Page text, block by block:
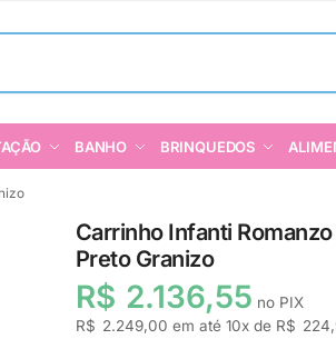
BANHO BRINQUEDOS
Carrinho Infanti
Preto Granizo
R$ 2.136,55 no PIX
R$ 2.249,00 em até 10x de R$